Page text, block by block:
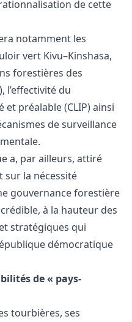
de cette
notamment les
vert Kivu–Kinshasa,
forestières des
l’effectivité du
préalable (CLIP) ainsi
de surveillance
a, par ailleurs, attiré
sur la nécessité
gouvernance forestière
à la hauteur des
stratégiques qui
démocratique
de « pays-
tourbières, ses